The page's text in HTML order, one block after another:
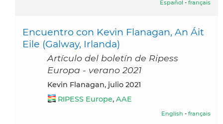
Español - français
Encuentro con Kevin Flanagan, An Áit
Eile (Galway, Irlanda)
Artículo del boletín de Ripess
Europa - verano 2021
Kevin Flanagan, julio 2021
RIPESS Europe, AAE
English - français